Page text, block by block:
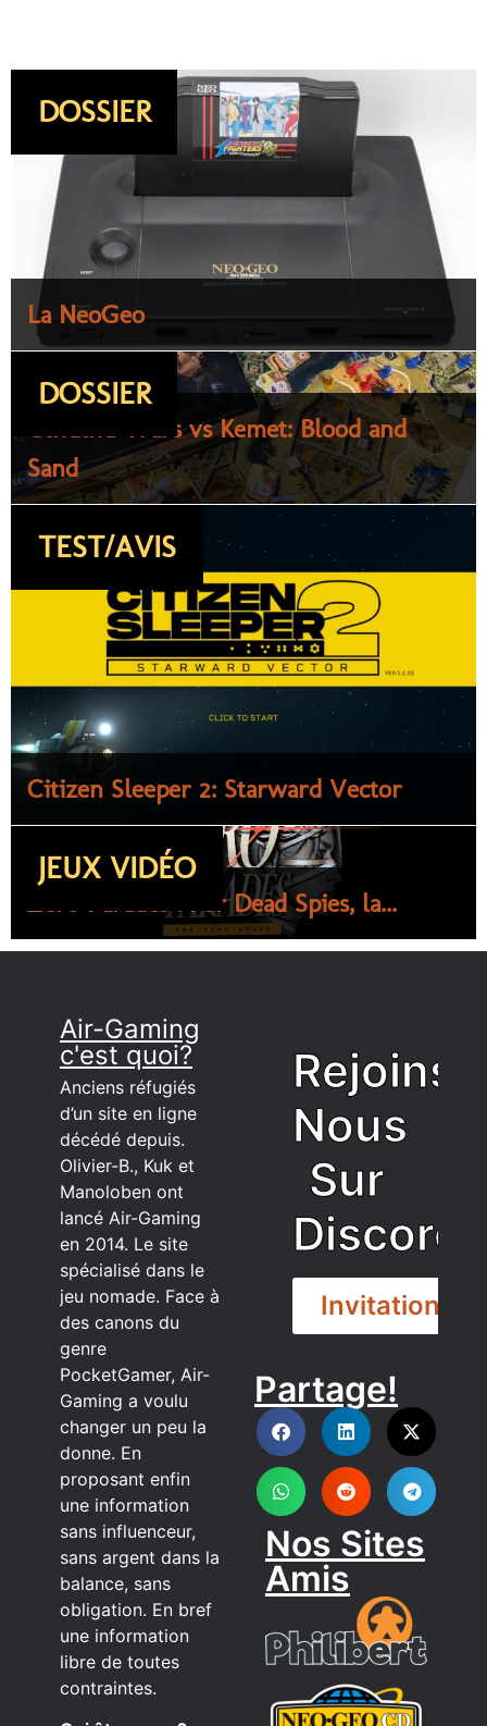
DOSSIER
La NeoGeo
DOSSIER
Cthulhu Wars vs Kemet: Blood and
Sand
TEST/AVIS
Citizen Sleeper 2: Starward Vector
JEUX VIDÉO
Zero Parades : For Dead Spies, la...
Air-Gaming
c'est quoi?
Anciens réfugiés
d’un site en ligne
décédé depuis.
Olivier-B., Kuk et
Manoloben ont
lancé Air-Gaming
en 2014. Le site
spécialisé dans le
jeu nomade. Face à
des canons du
genre
PocketGamer, Air-
Gaming a voulu
changer un peu la
donne. En
proposant enfin
une information
sans influenceur,
sans argent dans la
balance, sans
obligation. En bref
une information
libre de toutes
contraintes.
Rejoins
Nous
Sur
Discord
Invitation
DISCORD
Partage!
Nos Sites
Amis